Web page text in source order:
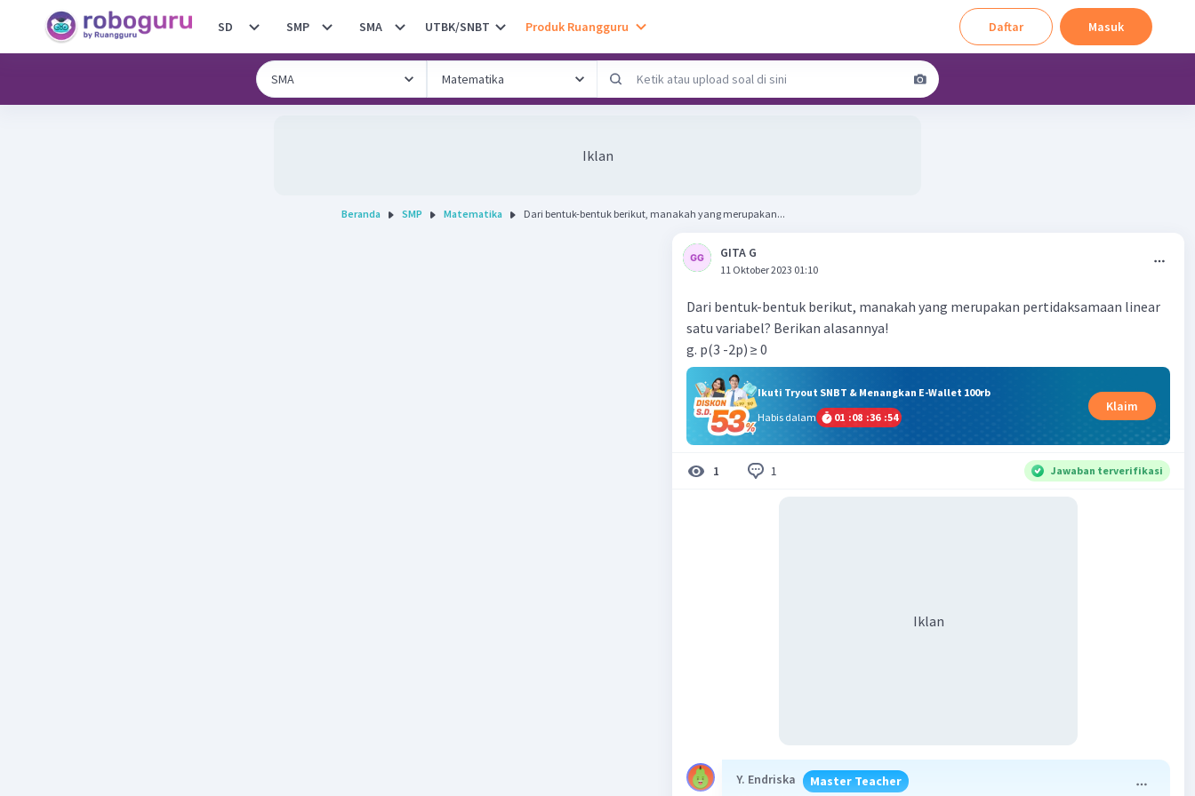
SD SMP SMA UTBK/SNBT Produk Ruangguru Daftar Masuk
Iklan
Beranda SMP Matematika Dari bentuk-bentuk berikut, manakah yang merupakan...
GITA G
11 Oktober 2023 01:10
Dari bentuk-bentuk berikut, manakah yang merupakan pertidaksamaan linear
satu variabel? Berikan alasannya!
g. p(3 -2p) ≥ 0
Ikuti Tryout SNBT & Menangkan E-Wallet 100rb
Habis dalam
01 :08 :36 :53
Klaim
1 1 Jawaban terverifikasi
Iklan
Y. Endriska Master Teacher